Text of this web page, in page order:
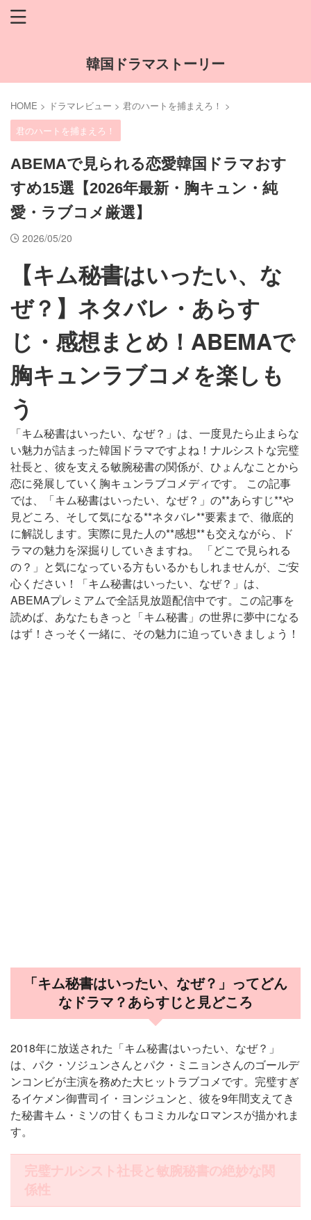
韓国ドラマストーリー
HOME > ドラマレビュー > 君のハートを捕まえろ！ >
君のハートを捕まえろ！
ABEMAで見られる恋愛韓国ドラマおす
すめ15選【2026年最新・胸キュン・純
愛・ラブコメ厳選】
2026/05/20
【キム秘書はいったい、な
ぜ？】ネタバレ・あらす
じ・感想まとめ！ABEMAで
胸キュンラブコメを楽しも
う
「キム秘書はいったい、なぜ？」は、一度見たら止まらな
い魅力が詰まった韓国ドラマですよね！ナルシストな完璧
社長と、彼を支える敏腕秘書の関係が、ひょんなことから
恋に発展していく胸キュンラブコメディです。 この記事
では、「キム秘書はいったい、なぜ？」の**あらすじ**や
見どころ、そして気になる**ネタバレ**要素まで、徹底的
に解説します。実際に見た人の**感想**も交えながら、ド
ラマの魅力を深掘りしていきますね。 「どこで見られる
の？」と気になっている方もいるかもしれませんが、ご安
心ください！「キム秘書はいったい、なぜ？」は、
ABEMAプレミアムで全話見放題配信中です。この記事を
読めば、あなたもきっと「キム秘書」の世界に夢中になる
はず！さっそく一緒に、その魅力に迫っていきましょう！
「キム秘書はいったい、なぜ？」ってどん
なドラマ？あらすじと見どころ
2018年に放送された「キム秘書はいったい、なぜ？」
は、パク・ソジュンさんとパク・ミニョンさんのゴールデ
ンコンビが主演を務めた大ヒットラブコメです。完璧すぎ
るイケメン御曹司イ・ヨンジュンと、彼を9年間支えてき
た秘書キム・ミソの甘くもコミカルなロマンスが描かれま
す。
完璧ナルシスト社長と敏腕秘書の絶妙な関
係性